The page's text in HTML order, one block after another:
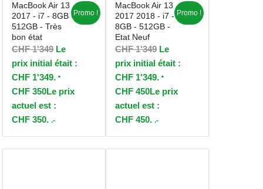
MacBook Air 13
2017 - i7 - 8GB -
512GB - Très
bon état
CHF1'349 Le
prix initial était :
CHF 1'349.
CHF 350Le prix
actuel est :
CHF 350. .-
Promo !
MacBook Air 13
2017 2018 - i7 -
8GB - 512GB -
Etat Neuf
CHF1'349 Le
prix initial était :
CHF 1'349.
CHF 450Le prix
actuel est :
CHF 450. .-
Promo !